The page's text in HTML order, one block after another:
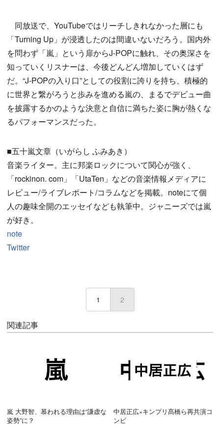
同放送で、YouTubeではリーチしきれなかった層にも
「Turning Up」が浸透したのは間違いないだろう。国内外
を問わず「嵐」という扉からJ-POPに触れ、その奥深さを
知っていくリスナーは、今後どんどん増加していくはず
だ。“J-POPの入り口”としての役割に誇りを持ち、積極的
に世界と繋がろうと歩みを進める嵐の、まるでデビュー曲
を披露するかのような決意と自信に満ちた姿に胸が熱くな
るパフォーマンスだった。
■五十嵐文章（いがらし ふみあき）
音楽ライター。主に邦楽ロックについて関心が強く、
「rockinon. com」「UtaTen」などの音楽情報メディアに
レビュー/ライブレポート/コラムなどを掲載。noteにて個
人の趣味全開のエッセイなども執筆中。ジャニーズでは嵐
が好き。
note
Twitter
1 2
関連記事
嵐 大野智、慕われる理由は“謙虚な
姿勢”に？
中居正広×キンプリ髙橋ら再共演コ
ンビ